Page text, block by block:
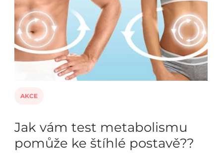
AKCE
Jak vám test metabolismu
pomůže ke štíhlé postavě??